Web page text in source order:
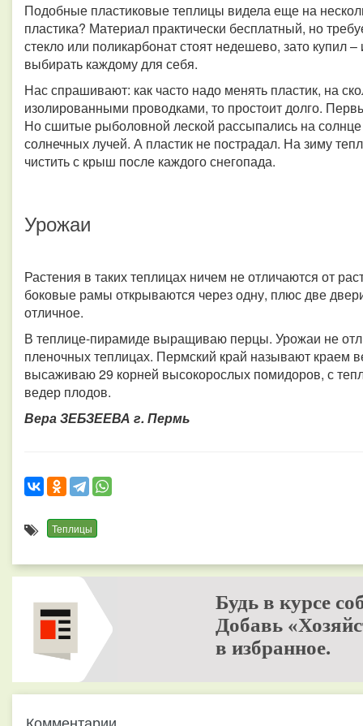
Подобные пластиковые теплицы видела еще на
пластика? Материал практически бесплатный, но
стекло или поликарбонат стоят недешево, зато купил
выбирать каждому для себя.
Нас спрашивают: как часто надо менять пластик, на
изолированными проводками, то простоит долго.
Но сшитые рыболовной леской рассыпались на
солнечных лучей. А пластик не пострадал. На зиму
чистить с крыш после каждого снегопада.
Урожаи
Растения в таких теплицах ничем не отличаются от
боковые рамы открываются через одну, плюс две
отличное.
В теплице-пирамиде выращиваю перцы. Урожаи не
пленочных теплицах. Пермский край называют краем
высаживаю 29 корней высокорослых помидоров, с
ведер плодов.
Вера ЗЕБЗЕЕВА г. Пермь
Теплицы
Будь в курсе
Добавь
в избранное.